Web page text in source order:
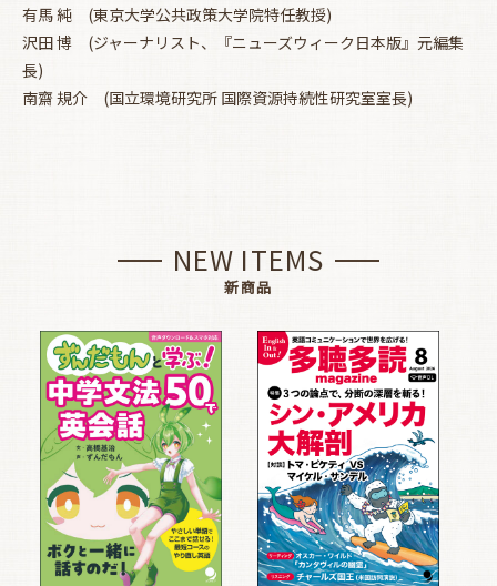
有馬 純 (東京大学公共政策大学院特任教授)
沢田 博 (ジャーナリスト、『ニューズウィーク日本版』元編集
長)
南齋 規介 (国立環境研究所 国際資源持続性研究室室長)
NEW ITEMS
新商品